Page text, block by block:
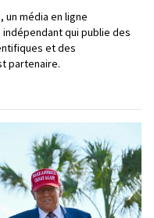
média en ligne
qui publie des
et des
partenaire.